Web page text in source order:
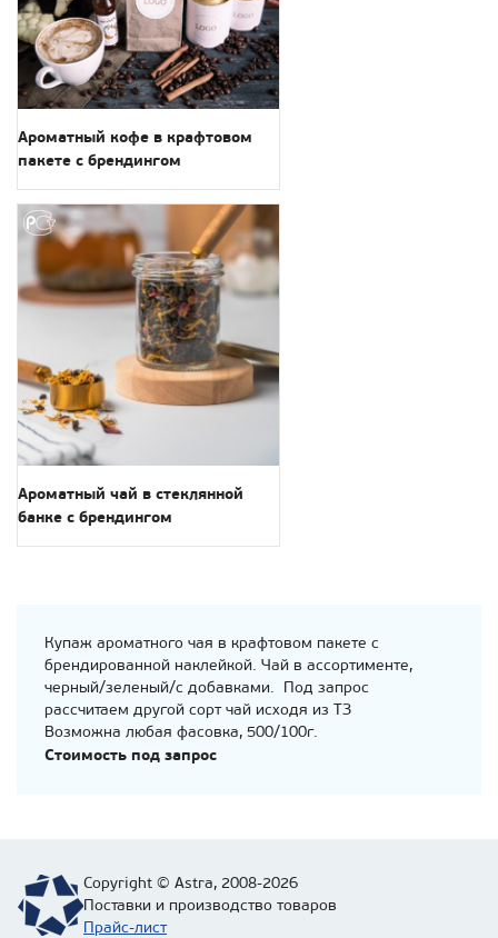
Ароматный кофе в крафтовом
пакете с брендингом
Ароматный чай в стеклянной
банке с брендингом
Купаж ароматного чая в крафтовом пакете с
брендированной наклейкой. Чай в ассортименте,
черный/зеленый/с добавками. Под запрос
рассчитаем другой сорт чай исходя из ТЗ
Возможна любая фасовка, 500/100г.
Стоимость под запрос
Copyright © Astra, 2008-2026
Поставки и производство товаров
Прайс-лист